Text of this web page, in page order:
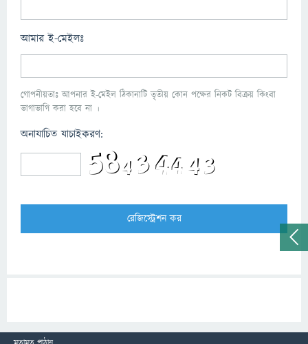
আমার ই-মেইলঃ
গোপনীয়তাঃ আপনার ই-মেইল ঠিকানাটি তৃতীয় কোন পক্ষের নিকট বিক্রয় কিংবা
ভাগাভাগি করা হবে না ।
অনাযাচিত যাচাইকরণ: